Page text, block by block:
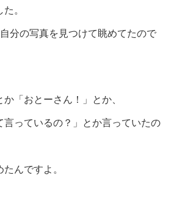
。
分の写真を見つけて眺めてたので
か「おとーさん！」とか、
言っているの？」とか言っていたの
んですよ。